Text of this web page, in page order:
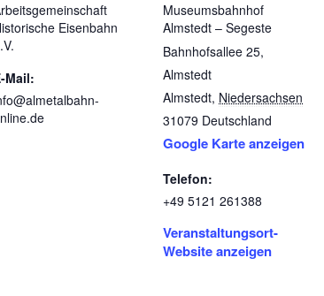
Eisenbahn
Mail:
Museumsbahnhof
Almstedt – Segeste
Bahnhofsallee 25,
Almstedt
Almstedt, Niedersachsen
31079 Deutschland
Google Karte anzeigen
Telefon:
+49 5121 261388
Veranstaltungsort-
Website anzeigen